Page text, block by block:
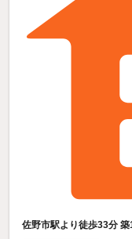
佐野市駅より徒歩33分